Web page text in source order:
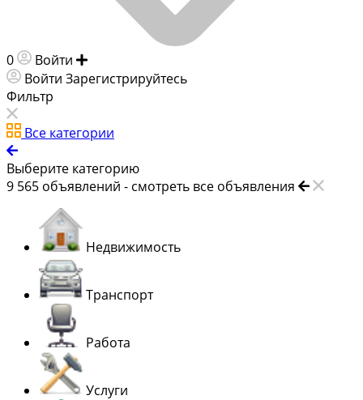
0 Войти
Войти Зарегистрируйтесь
Фильтр
Все категории
Выберите категорию
9 565 объявлений - смотреть все объявления
Недвижимость
Транспорт
Работа
Услуги